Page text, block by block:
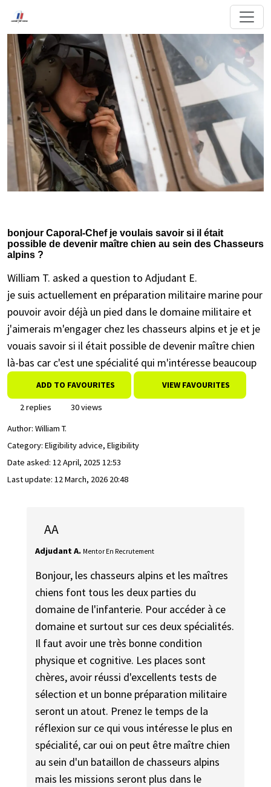
bonjour Caporal-Chef je voulais savoir si il était
possible de devenir maître chien au sein des Chasseurs
alpins ?
William T. asked a question to Adjudant E.
je suis actuellement en préparation militaire marine pour
pouvoir avoir déjà un pied dans le domaine militaire et
j'aimerais m'engager chez les chasseurs alpins et je et je
vouais savoir si il était possible de devenir maître chien
là-bas car c'est une spécialité qui m'intéresse beaucoup
ADD TO FAVOURITES VIEW FAVOURITES
2 replies
30 views
Author: William T.
Category: Eligibility advice, Eligibility
Date asked: 12 April, 2025 12:53
Last update: 12 March, 2026 20:48
AA
Adjudant A. Mentor En Recrutement
Bonjour, les chasseurs alpins et les maîtres
chiens font tous les deux parties du
domaine de l'infanterie. Pour accéder à ce
domaine et surtout sur ces deux spécialités.
Il faut avoir une très bonne condition
physique et cognitive. Les places sont
chères, avoir réussi d'excellents tests de
sélection et un bonne préparation militaire
seront un atout. Prenez le temps de la
réflexion sur ce qui vous intéresse le plus en
spécialité, car oui on peut être maître chien
au sein d'un bataillon de chasseurs alpins
mais les missions seront plus dans le